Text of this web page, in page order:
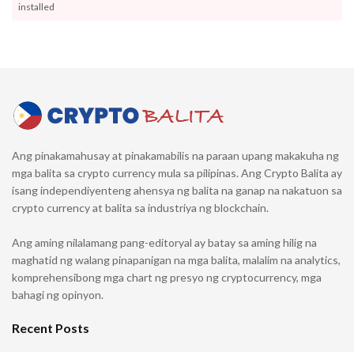
installed
Ang pinakamahusay at pinakamabilis na paraan upang makakuha ng
mga balita sa crypto currency mula sa pilipinas. Ang Crypto Balita ay
isang independiyenteng ahensya ng balita na ganap na nakatuon sa
crypto currency at balita sa industriya ng blockchain.
Ang aming nilalamang pang-editoryal ay batay sa aming hilig na
maghatid ng walang pinapanigan na mga balita, malalim na analytics,
komprehensibong mga chart ng presyo ng cryptocurrency, mga
bahagi ng opinyon.
Recent Posts